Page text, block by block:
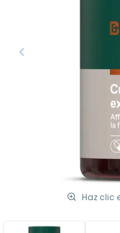
Anterior
keyboard_arrow_left
Haz clic